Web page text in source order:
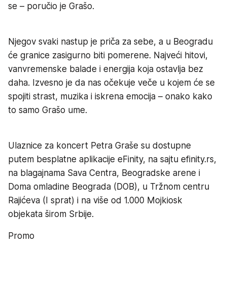
se – poručio je Grašo.
Njegov svaki nastup je priča za sebe, a u Beogradu
će granice zasigurno biti pomerene. Najveći hitovi,
vanvremenske balade i energija koja ostavlja bez
daha. Izvesno je da nas očekuje veče u kojem će se
spojiti strast, muzika i iskrena emocija – onako kako
to samo Grašo ume.
Ulaznice za koncert Petra Graše su dostupne
putem besplatne aplikacije eFinity, na sajtu efinity.rs,
na blagajnama Sava Centra, Beogradske arene i
Doma omladine Beograda (DOB), u Tržnom centru
Rajićeva (I sprat) i na više od 1.000 Mojkiosk
objekata širom Srbije.
Promo